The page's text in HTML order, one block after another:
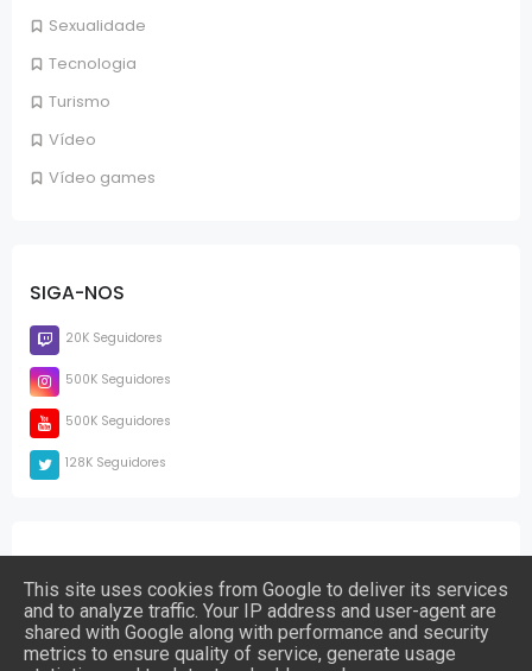
Sexualidade
Tecnologia
Turismo
Vídeo
Vídeo games
SIGA-NOS
20K Seguidores
500K Seguidores
500K Seguidores
128K Seguidores
This site uses cookies from Google to deliver its services
and to analyze traffic. Your IP address and user-agent are
shared with Google along with performance and security
metrics to ensure quality of service, generate usage